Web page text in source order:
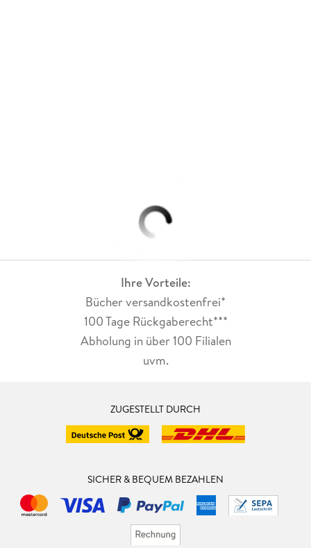
Ihre Vorteile:
Bücher versandkostenfrei*
100 Tage Rückgaberecht***
Abholung in über 100 Filialen
uvm.
ZUGESTELLT DURCH
SICHER & BEQUEM BEZAHLEN